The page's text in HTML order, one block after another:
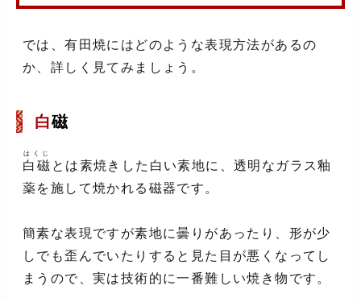
では、有田焼にはどのような表現方法があるの
か、詳しく見てみましょう。
白磁
白磁
はくじ
とは素焼きした白い素地に、透明なガラス釉
薬を施して焼かれる磁器です。
簡素な表現ですが素地に曇りがあったり、形が少
しでも歪んでいたりすると見た目が悪くなってし
まうので、実は技術的に一番難しい焼き物です。